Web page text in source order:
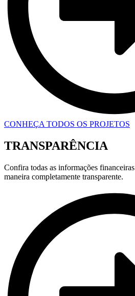
CONHEÇA TODOS OS PROJETOS
TRANSPARÊNCIA
Confira todas as informações
maneira completamente transparente.